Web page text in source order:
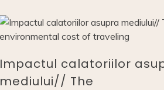
Impactul calatoriilor
mediului// The